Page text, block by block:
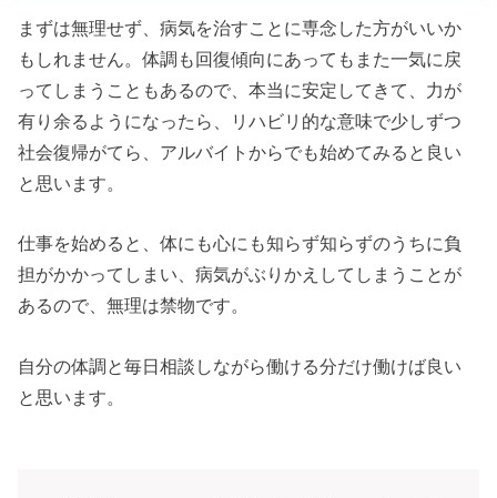
まずは無理せず、病気を治すことに専念した方がいいか
もしれません。体調も回復傾向にあってもまた一気に戻
ってしまうこともあるので、本当に安定してきて、力が
有り余るようになったら、リハビリ的な意味で少しずつ
社会復帰がてら、アルバイトからでも始めてみると良い
と思います。
仕事を始めると、体にも心にも知らず知らずのうちに負
担がかかってしまい、病気がぶりかえしてしまうことが
あるので、無理は禁物です。
自分の体調と毎日相談しながら働ける分だけ働けば良い
と思います。